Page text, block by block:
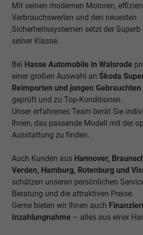
Mit seinen modernen Motoren,
Verbrauchswerten und den neuesten
Sicherheitssystemen setzt der
seiner Klasse.
Bei Hasse Automobile in Walsrode
einer großen Auswahl an Škoda
Reimporten und jungen Gebrauchten
geprüft und zu Top-Konditionen.
Unser erfahrenes Team berät Sie
Ihnen, das passende Modell mit der
Ausstattung zu finden.
Auch Kunden aus Hannover,
Verden, Hamburg, Rotenburg und
schätzen unseren persönlichen
Beratung und die attraktiven Preise.
Gerne bieten wir Ihnen auch
Inzahlungnahme – alles aus einer